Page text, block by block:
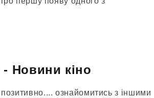
Новини кіно
ознайомитись з іншими